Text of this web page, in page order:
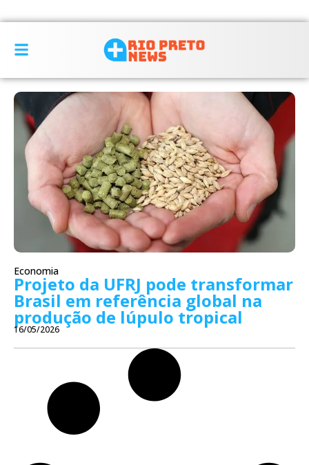
Economia
Projeto da UFRJ pode transformar
Brasil em referência global na
produção de lúpulo tropical
16/05/2026